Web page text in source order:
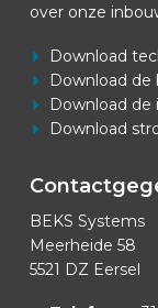
over onze
Download
Download de
Download
Download
BEKS Systems
Meerheide 58
5521 DZ Eersel